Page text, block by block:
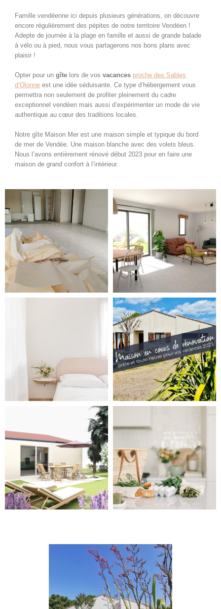
Famille vendéenne ici depuis plusieurs générations, on découvre
encore régulièrement des pépites de notre territoire Vendéen !
Adepte de journée à la plage en famille et aussi de grande balade
à vélo ou à pied, nous vous partagerons nos bons plans avec
plaisir !
Opter pour un gîte lors de vos vacances proche des Sables
d’Olonne est une idée séduisante. Ce type d’hébergement vous
permettra non seulement de profiter pleinement du cadre
exceptionnel vendéen mais aussi d’expérimenter un mode de vie
authentique au cœur des traditions locales.
Notre gîte Maison Mer est une maison simple et typique du bord
de mer de Vendée. Une maison blanche avec des volets bleus.
Nous l’avons entièrement rénové début 2023 pour en faire une
maison de grand confort à l’intérieur.